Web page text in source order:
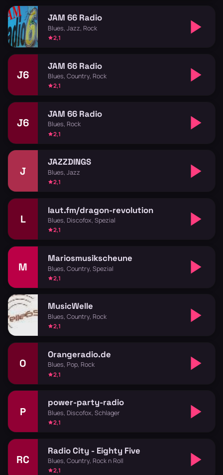
JAM 66 Radio
Blues, Jazz, Rock
2,1
J6
JAM 66 Radio
Blues, Country, Rock
2,1
J6
JAM 66 Radio
Blues, Rock
2,1
J
JAZZDINGS
Blues, Jazz
2,1
L
laut.fm/dragon-revolution
Blues, Discofox, Spezial
2,1
M
Mariosmusikscheune
Blues, Country, Spezial
2,1
MusicWelle
Blues, Country, Rock
2,1
O
Orangeradio.de
Blues, Pop, Rock
2,1
P
power-party-radio
Blues, Discofox, Schlager
2,1
RC
Radio City - Eighty Five
Blues, Country, Rock n Roll
2,1